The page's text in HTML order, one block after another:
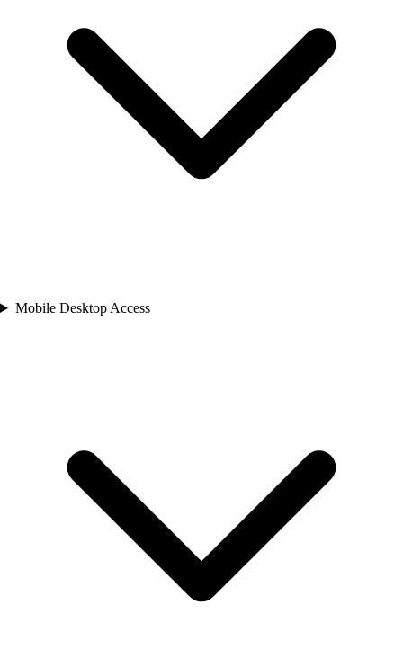
Mobile Desktop Access